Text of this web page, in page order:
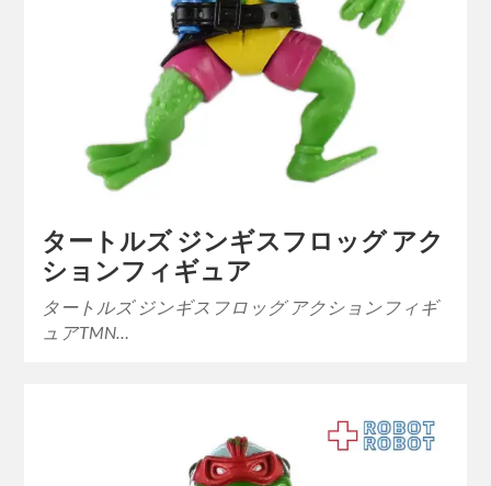
タートルズ ジンギスフロッグ アク
ションフィギュア
タートルズ ジンギスフロッグ アクションフィギ
ュアTMN…